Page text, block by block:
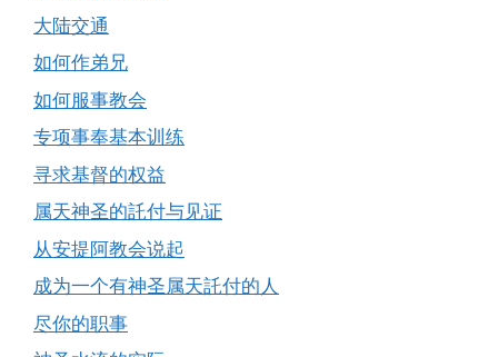
大陆交通
如何作弟兄
如何服事教会
专项事奉基本训练
寻求基督的权益
属天神圣的託付与见证
从安提阿教会说起
成为一个有神圣属天託付的人
尽你的职事